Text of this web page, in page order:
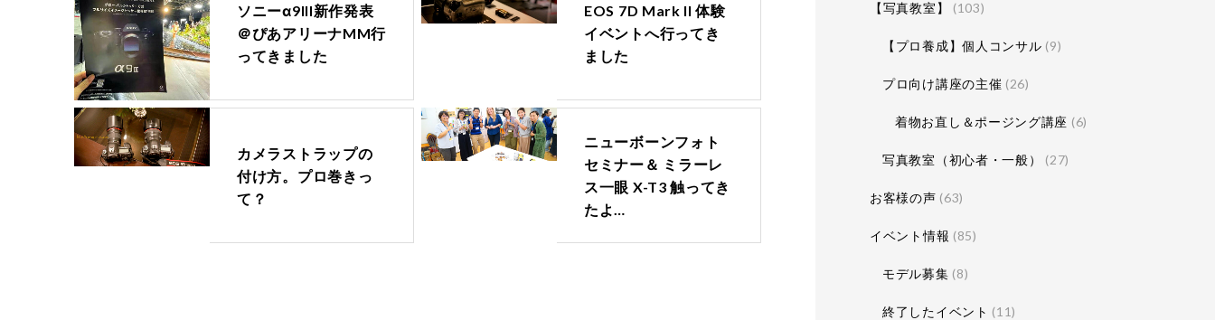
ソニーα9III新作発表
＠ぴあアリーナMM行
ってきました
EOS 7D Mark II 体験
イベントへ行ってき
ました
カメラストラップの
付け方。プロ巻きっ
て？
ニューボーンフォト
セミナー＆ ミラーレ
ス一眼 X-T3 触ってき
たよ…
【写真教室】 (103)
【プロ養成】個人コンサル (9)
プロ向け講座の主催 (26)
着物お直し＆ポージング講座 (6)
写真教室（初心者・一般） (27)
お客様の声 (63)
イベント情報 (85)
モデル募集 (8)
終了したイベント (11)